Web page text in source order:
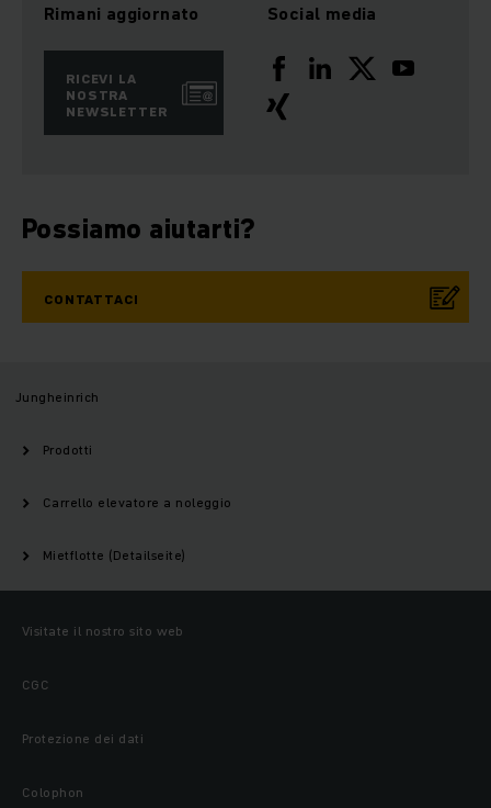
Rimani aggiornato
RICEVI LA
NOSTRA
NEWSLETTER
Social media
Possiamo aiutarti?
CONTATTACI
Jungheinrich
Prodotti
Carrello elevatore a noleggio
Mietflotte (Detailseite)
Visitate il nostro sito web
CGC
Protezione dei dati
Colophon